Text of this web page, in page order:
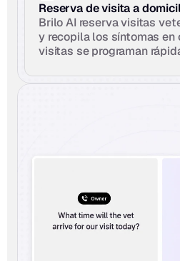
Reserva de visita a
Brilo AI reserva visitas
y recopila los síntomas en
visitas se programan